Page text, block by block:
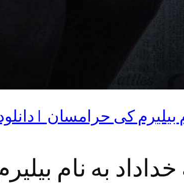
بیلیرم کی حرامسان |
خداداد به نام